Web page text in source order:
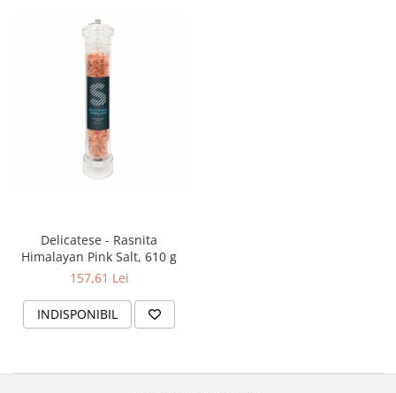
Delicatese - Rasnita
Himalayan Pink Salt, 610 g
157,61 Lei
INDISPONIBIL